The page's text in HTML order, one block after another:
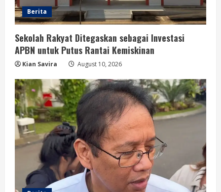
Berita
Sekolah Rakyat Ditegaskan sebagai Investasi
APBN untuk Putus Rantai Kemiskinan
Kian Savira August 10, 2026